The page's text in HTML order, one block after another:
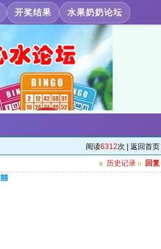
开奖结果 水果奶奶论坛
阅读6312次 | 返回首页
u 历史记录 u 回复